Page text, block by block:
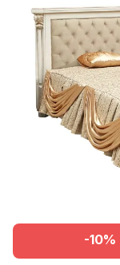
-10%